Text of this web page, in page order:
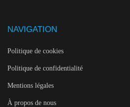
NAVIGATION
Politique de cookies
Politique de confidentialité
Mentions légales
À propos de nous